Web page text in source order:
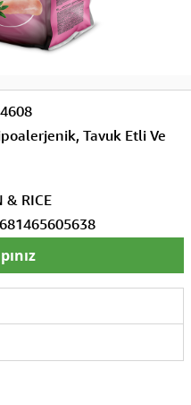
& RICE
Tavuk Etli Ve